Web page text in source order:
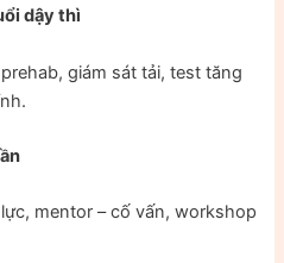
dậy thì
giám sát tải, test tăng
mentor – cố vấn, workshop